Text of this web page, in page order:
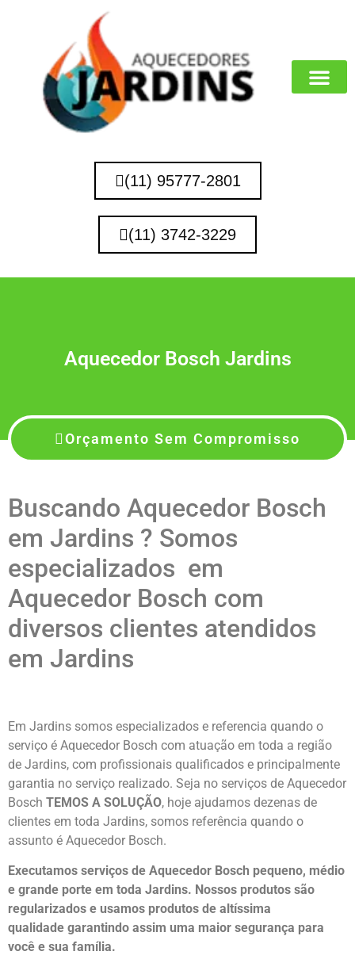
(11) 95777-2801
(11) 3742-3229
Aquecedor Bosch Jardins
Orçamento Sem Compromisso
Buscando Aquecedor Bosch
em Jardins ? Somos
especializados em
Aquecedor Bosch com
diversos clientes atendidos
em Jardins
Em Jardins somos especializados e referencia quando o
serviço é Aquecedor Bosch com atuação em toda a região
de Jardins, com profissionais qualificados e principalmente
garantia no serviço realizado. Seja no serviços de Aquecedor
Bosch TEMOS A SOLUÇÃO, hoje ajudamos dezenas de
clientes em toda Jardins, somos referência quando o
assunto é Aquecedor Bosch.
Executamos serviços de Aquecedor Bosch pequeno, médio
e grande porte em toda Jardins. Nossos produtos são
regularizados e usamos produtos de altíssima
qualidade garantindo assim uma maior segurança para
você e sua família.